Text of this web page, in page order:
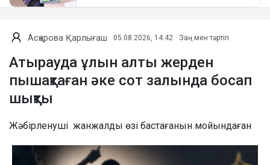
Асқарова Қарлығаш 05.08.2026, 14:42 Заң мен тәртіп
Атырауда ұлын алты жерден
пышақтаған әке сот залында босап
шықты
Жәбірленуші жанжалды өзі бастағанын мойындаған